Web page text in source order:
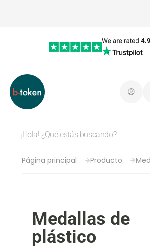
Página principal Producto
Medallas de
plástico